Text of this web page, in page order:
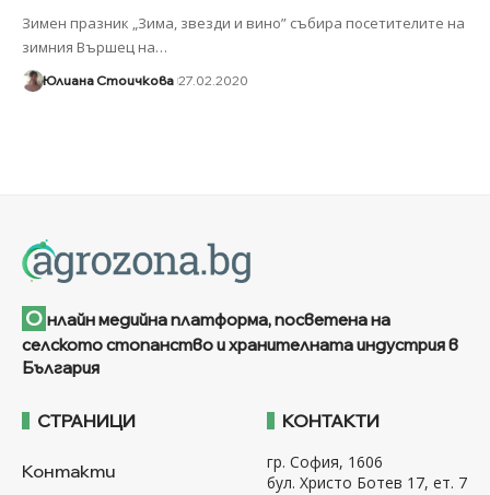
Зимен празник „Зима, звезди и вино” събира посетителите на
зимния Вършец на…
Юлиана Стоичкова 27.02.2020
О нлайн медийна платформа, посветена на
селското стопанство и хранителната индустрия в
България
СТРАНИЦИ
Контакти
КОНТАКТИ
гр. София, 1606
бул. Христо Ботев 17, ет. 7